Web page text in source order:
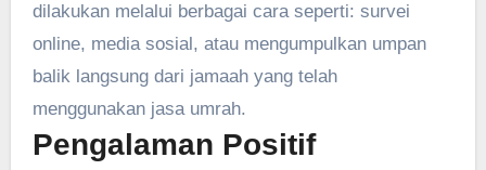
dilakukan melalui berbagai cara seperti: survei
online, media sosial, atau mengumpulkan umpan
balik langsung dari jamaah yang telah
menggunakan jasa umrah.
Pengalaman Positif